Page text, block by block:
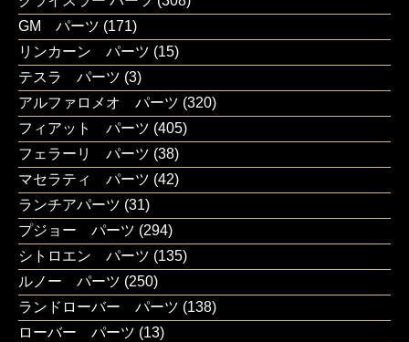
GM パーツ (171)
リンカーン パーツ (15)
テスラ パーツ (3)
アルファロメオ パーツ (320)
フィアット パーツ (405)
フェラーリ パーツ (38)
マセラティ パーツ (42)
ランチアパーツ (31)
プジョー パーツ (294)
シトロエン パーツ (135)
ルノー パーツ (250)
ランドローバー パーツ (138)
ローバー パーツ (13)